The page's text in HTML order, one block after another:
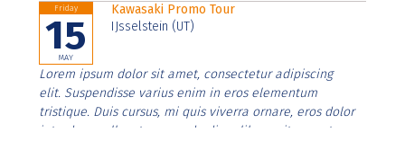
Friday
15
MAY
Kawasaki Promo Tour
IJsselstein (UT)
Lorem ipsum dolor sit amet, consectetur adipiscing
elit. Suspendisse varius enim in eros elementum
tristique. Duis cursus, mi quis viverra ornare, eros dolor
interdum nulla, ut commodo diam libero vitae erat.